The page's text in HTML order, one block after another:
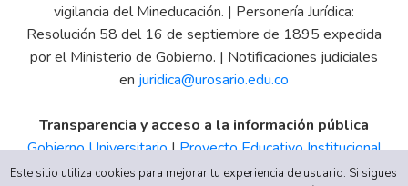
vigilancia del Mineducación. | Personería Jurídica:
Resolución 58 del 16 de septiembre de 1895 expedida
por el Ministerio de Gobierno. | Notificaciones judiciales
en juridica@urosario.edu.co
Transparencia y acceso a la información pública
Gobierno Universitario|Proyecto Educativo Institucional
|Informe de Gestión|Boletín Estadístico|Régimen
Este sitio utiliza cookies para mejorar tu experiencia de usuario. Si sigues